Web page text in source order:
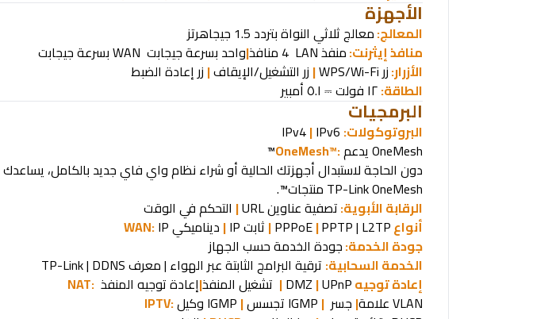
الأجهزة
المعالج:معالج ثلاثي النواة بتردد 1.5 جيجاهرتز
منافذ إيثرنت:منفذWAN واحد بسرعة جيجابت| LAN
بسرعة جيجابت
الأزرار:زرWPS/Wi-Fi
| زر التشغيل/الإيقاف| زر إعادة الضبط
الطاقة:١٢ فولت ⎓ ١.٥أمبير
البرمجيات
البروتوكولات:
IPv4|IPv6
OneMesh™:يدعمOneMesh™
دون الحاجة لاستبدال أجهزتك الحالية أو شراء نظام واي فاي جديد بالكامل، يساعدكOneMesh™
منتجات TP-Link OneMesh™.
الرقابة الأبوية:تصفية عناوينURL
| التحكم في الوقت
أنواع
IPديناميكي |IPثابت |PPPoE|PPTP | L2TP
جودة الخدمة:جودة الخدمة حسب الجهاز
الخدمة السحابية: ترقية البرامج الثابتة عبر الهواء | معرفTP-Link | DDNS
إعادة توجيه
إعادة توجيه المنفذ|تشغيل المنفذ |DMZ |UPnP
IPTV:وكيل IGMP |تجسس IGMP | جسر |علامةVLAN